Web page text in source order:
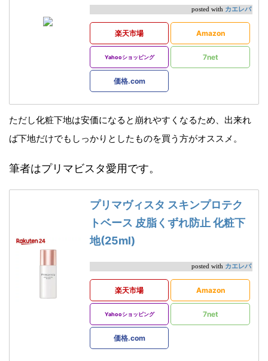
posted with カエレバ
楽天市場 Amazon
Yahooショッピング 7net
価格.com
ただし化粧下地は安価になると崩れやすくなるため、出来れ
ば下地だけでもしっかりとしたものを買う方がオススメ。
筆者はプリマビスタ愛用です。
プリマヴィスタ スキンプロテク
トベース 皮脂くずれ防止 化粧下
地(25ml)
posted with カエレバ
楽天市場 Amazon
Yahooショッピング 7net
価格.com